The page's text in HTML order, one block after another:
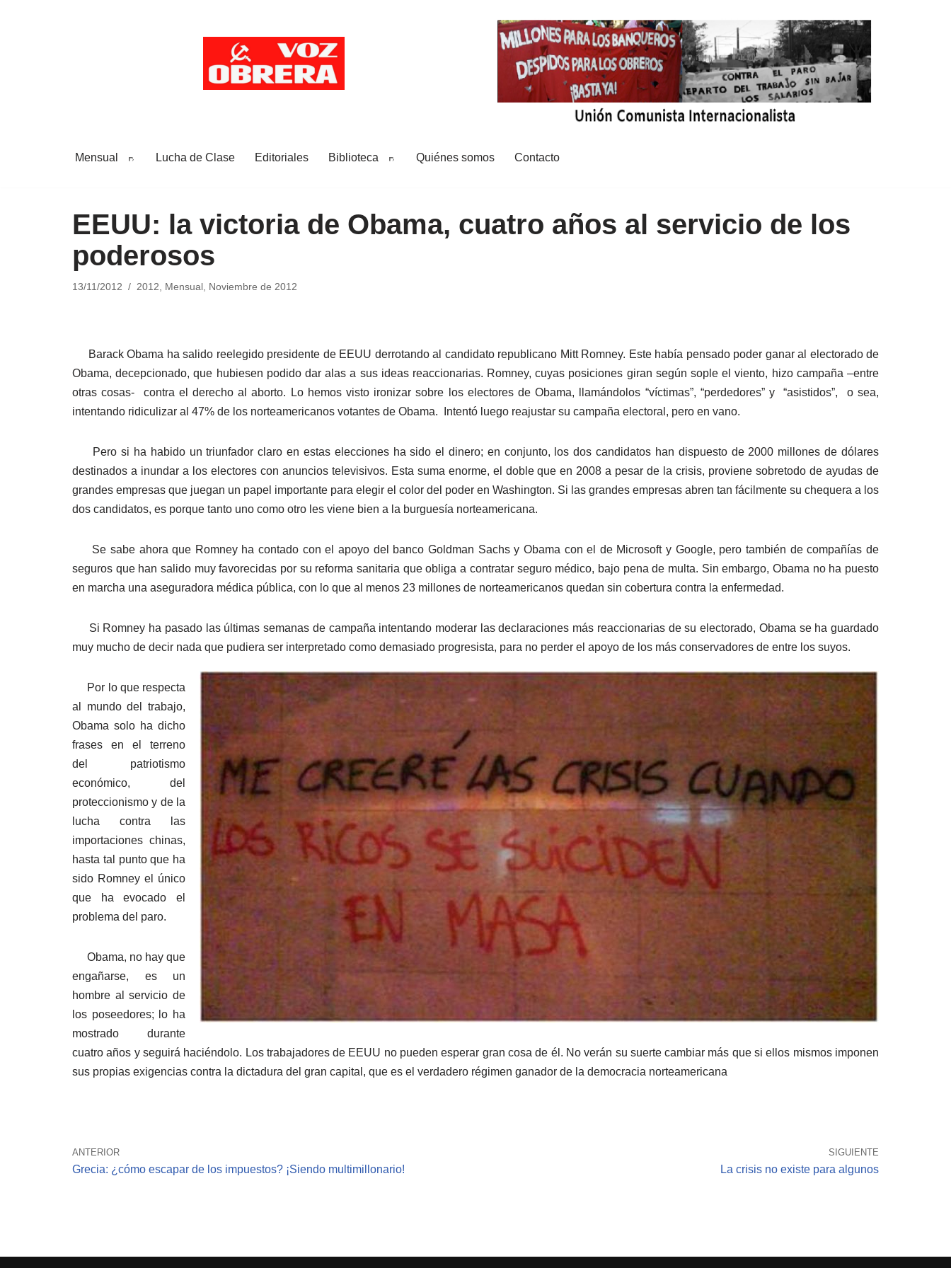
Mensual Lucha de Clase Editoriales Biblioteca Quiénes somos Contacto
EEUU: la victoria de Obama, cuatro años al servicio de los
poderosos
13/11/2012 2012 Mensual Noviembre de 2012
Barack Obama ha salido reelegido presidente de EEUU derrotando al candidato republicano Mitt Romney. Este había pensado poder ganar al electorado de
Obama, decepcionado, que hubiesen podido dar alas a sus ideas reaccionarias. Romney, cuyas posiciones giran según sople el viento, hizo campaña –entre
otras cosas- contra el derecho al aborto. Lo hemos visto ironizar sobre los electores de Obama, llamándolos “víctimas”, “perdedores” y “asistidos”, o sea,
intentando ridiculizar al 47% de los norteamericanos votantes de Obama. Intentó luego reajustar su campaña electoral, pero en vano.
Pero si ha habido un triunfador claro en estas elecciones ha sido el dinero; en conjunto, los dos candidatos han dispuesto de 2000 millones de dólares
destinados a inundar a los electores con anuncios televisivos. Esta suma enorme, el doble que en 2008 a pesar de la crisis, proviene sobretodo de ayudas de
grandes empresas que juegan un papel importante para elegir el color del poder en Washington. Si las grandes empresas abren tan fácilmente su chequera a los
dos candidatos, es porque tanto uno como otro les viene bien a la burguesía norteamericana.
Se sabe ahora que Romney ha contado con el apoyo del banco Goldman Sachs y Obama con el de Microsoft y Google, pero también de compañías de
seguros que han salido muy favorecidas por su reforma sanitaria que obliga a contratar seguro médico, bajo pena de multa. Sin embargo, Obama no ha puesto
en marcha una aseguradora médica pública, con lo que al menos 23 millones de norteamericanos quedan sin cobertura contra la enfermedad.
Si Romney ha pasado las últimas semanas de campaña intentando moderar las declaraciones más reaccionarias de su electorado, Obama se ha guardado
muy mucho de decir nada que pudiera ser interpretado como demasiado progresista, para no perder el apoyo de los más conservadores de entre los suyos.
Por lo que respecta
al mundo del trabajo,
Obama solo ha dicho
frases en el terreno
del patriotismo
económico, del
proteccionismo y de la
lucha contra las
importaciones chinas,
hasta tal punto que ha
sido Romney el único
que ha evocado el
problema del paro.
Obama, no hay que
engañarse, es un
hombre al servicio de
los poseedores; lo ha
mostrado durante
cuatro años y seguirá haciéndolo. Los trabajadores de EEUU no pueden esperar gran cosa de él. No verán su suerte cambiar más que si ellos mismos imponen
sus propias exigencias contra la dictadura del gran capital, que es el verdadero régimen ganador de la democracia norteamericana
ANTERIOR
Grecia: ¿cómo escapar de los impuestos? ¡Siendo multimillonario!
SIGUIENTE
La crisis no existe para algunos